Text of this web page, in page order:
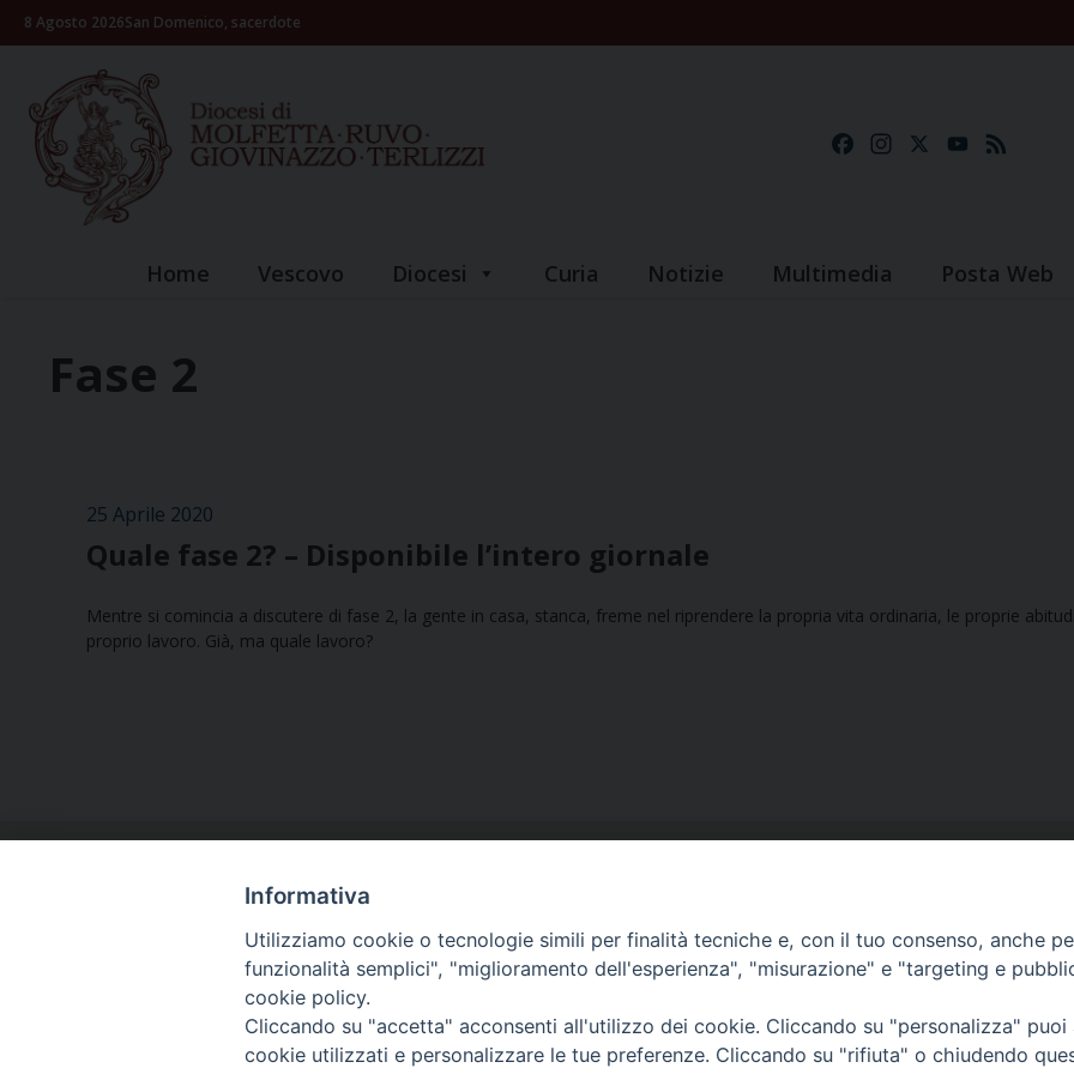
Skip8 Agosto 2026San Domenico, sacerdote
FacebookInstagramYouTube
Home Vescovo Diocesi Curia Notizie Multimedia Posta Web
Fase 2
25 Aprile 2020
Quale fase 2? – Disponibile l’intero giornale
Mentre si comincia a discutere di fase 2, la gente in casa, stanca, freme nel riprendere la propria vita ordinaria, le proprie
proprio lavoro. Già, ma quale lavoro?
Piazza Giovene 4 – 70056 Molfetta (BA)
Piazza Giovene 4 – 70056 Molfetta (BA)
Informativa
Utilizziamo cookie o tecnologie simili per finalità tecniche e, con il tuo consenso, anche
funzionalità semplici", "miglioramento dell'esperienza", "misurazione" e "targeting e
cookie policy.
Cliccando su "accetta" acconsenti all'utilizzo dei cookie. Cliccando su "personalizza"
cookie utilizzati e personalizzare le tue preferenze. Cliccando su "rifiuta" o chiudendo